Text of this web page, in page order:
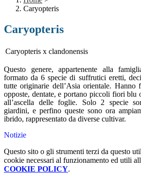
Caryopteris
Caryopteris
Caryopteris x clandonensis
Questo genere, appartenente alla
formato da 6 specie di suffrutici eretti,
tutte originarie dell’Asia orientale.
opposte, dentate, e portano piccoli fiori blu
all’ascella delle foglie. Solo 2 specie
giardini, e perfino queste sono ora
ibrido, rappresentato da diverse cultivar.
Notizie
Questo sito o gli strumenti terzi da questo
cookie necessari al funzionamento ed utili
COOKIE POLICY.